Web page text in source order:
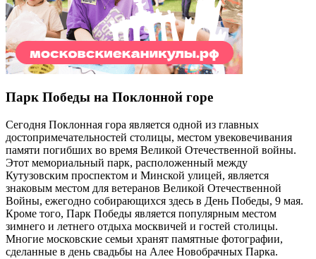
Парк Победы на Поклонной горе
Сегодня Поклонная гора является одной из главных
достопримечательностей столицы, местом увековечивания
памяти погибших во время Великой Отечественной войны.
Этот мемориальный парк, расположенный между
Кутузовским проспектом и Минской улицей, является
знаковым местом для ветеранов Великой Отечественной
Войны, ежегодно собирающихся здесь в День Победы, 9 мая.
Кроме того, Парк Победы является популярным местом
зимнего и летнего отдыха москвичей и гостей столицы.
Многие московские семьи хранят памятные фотографии,
сделанные в день свадьбы на Алее Новобрачных Парка.